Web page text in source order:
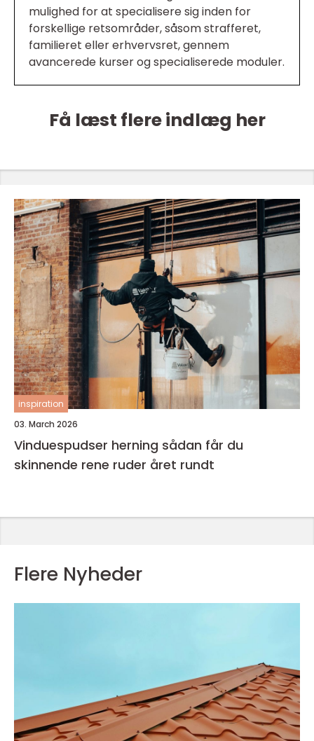
mulighed for at specialisere sig inden for
forskellige retsområder, såsom strafferet,
familieret eller erhvervsret, gennem
avancerede kurser og specialiserede moduler.
Få læst flere indlæg her
inspiration
03. March 2026
Vinduespudser herning sådan får du
skinnende rene ruder året rundt
Flere Nyheder